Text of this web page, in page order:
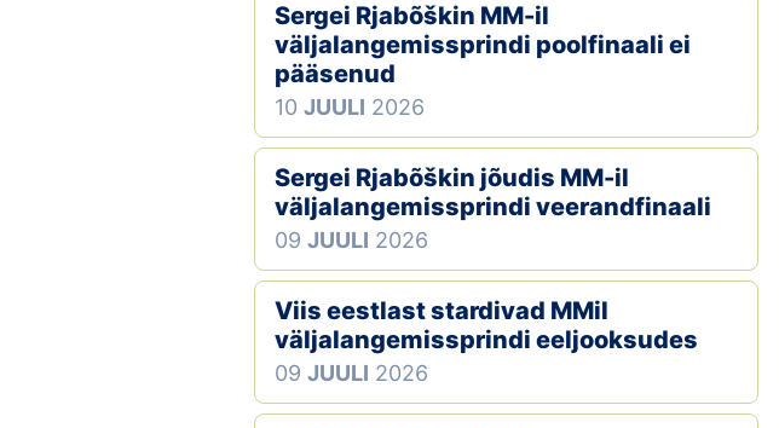
Püsirajad
Ajalugu
Koolitused
Sergei Rjabõškin MM-il
väljalangemissprindi poolfinaali ei
pääsenud
10 JUULI 2026
Sergei Rjabõškin jõudis MM-il
väljalangemissprindi veerandfinaali
09 JUULI 2026
Viis eestlast stardivad MMil
väljalangemissprindi eeljooksudes
09 JUULI 2026